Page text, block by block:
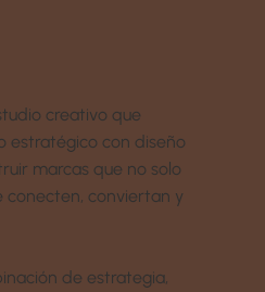
creativo que
estratégico con diseño
marcas que no solo
conecten, conviertan y
de estrategia,